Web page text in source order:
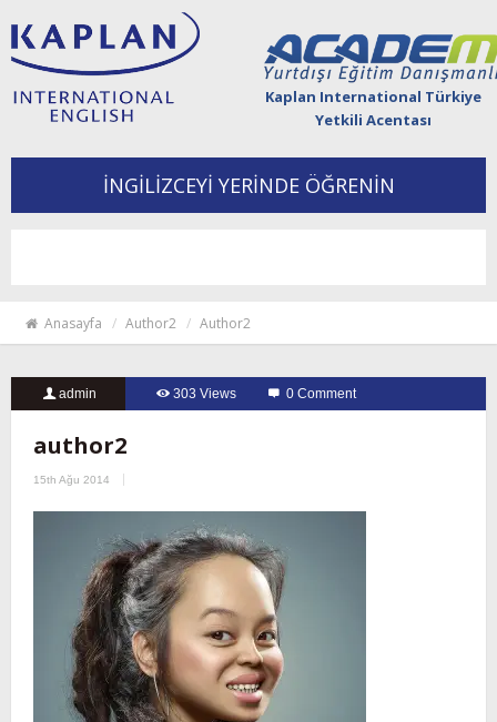
Kaplan International Türkiye
Yetkili Acentası
İNGİLİZCEYİ YERİNDE ÖĞRENİN
Anasayfa Author2 Author2
admin 303 Views 0 Comment
author2
15th Ağu 2014